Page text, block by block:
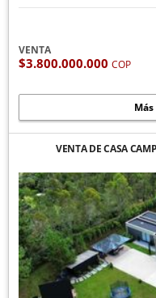
VENTA
$3.800.000.000 COP
VENTA DE CASA